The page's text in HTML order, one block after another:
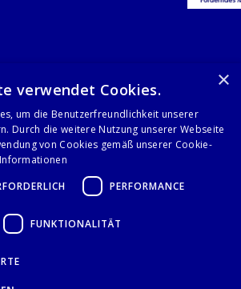
×
verwendet Cookies.
um die Benutzerfreundlichkeit unserer
Durch die weitere Nutzung unserer Webseite
von Cookies gemäß unserer Cookie-
PERFORMANCE
FUNKTIONALITÄT